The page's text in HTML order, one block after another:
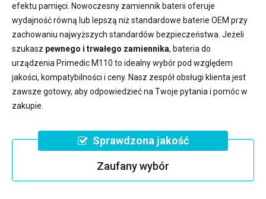
efektu pamięci. Nowoczesny zamiennik baterii oferuje
wydajność równą lub lepszą niż standardowe baterie OEM przy
zachowaniu najwyższych standardów bezpieczeństwa. Jeżeli
szukasz pewnego i trwałego zamiennika, bateria do
urządzenia Primedic M110 to idealny wybór pod względem
jakości, kompatybilności i ceny. Nasz zespół obsługi klienta jest
zawsze gotowy, aby odpowiedzieć na Twoje pytania i pomóc w
zakupie.
Sprawdzona jakość
Zaufany wybór